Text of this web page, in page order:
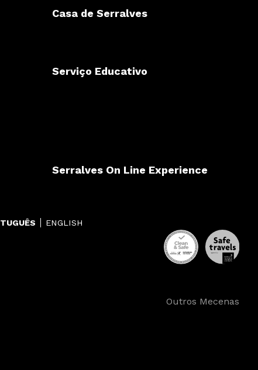
Casa de Serralves
Serviço Educativo
Serralves On Line Experience
ENGLISH
Outros Mecenas